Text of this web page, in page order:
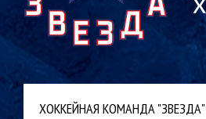
ХОККЕЙНАЯ КОМАНДА "ЗВЕЗДА"